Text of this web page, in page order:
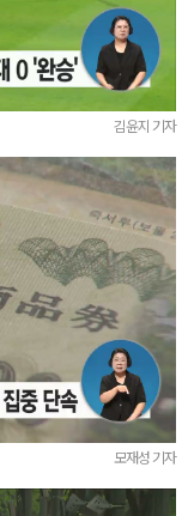
김윤지 기자
모재성 기자